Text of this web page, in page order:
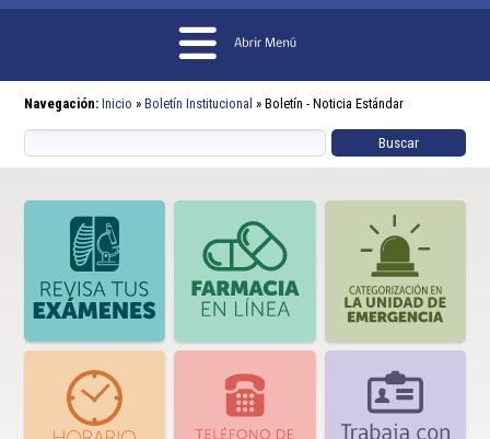
Navegación: Inicio » Boletín Institucional » Boletín - Noticia Estándar